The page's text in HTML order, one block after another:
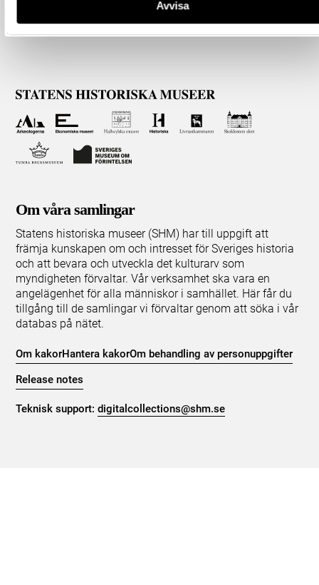
Avvisa
Om våra samlingar
Statens historiska museer (SHM) har till uppgift att
främja kunskapen om och intresset för Sveriges historia
och att bevara och utveckla det kulturarv som
myndigheten förvaltar. Vår verksamhet ska vara en
angelägenhet för alla människor i samhället. Här får du
tillgång till de samlingar vi förvaltar genom att söka i vår
databas på nätet.
Om kakorHantera kakorOm behandling av personuppgifter
Release notes
Teknisk support:digitalcollections@shm.se